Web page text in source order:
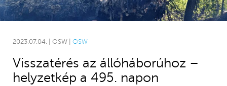
2023.07.04. | OSW | OSW
Visszatérés az állóháborúhoz –
helyzetkép a 495. napon